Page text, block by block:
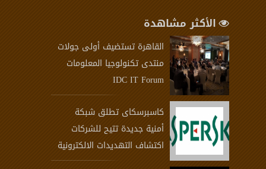
الأكثر مشاهدة
القاهرة تستضيف أولى جولات
منتدى تكنولوجيا المعلومات
IDC IT Forum
كاسبرسكاى تطلق شبكة
أمنية جديدة تتيح للشركات
اكتشاف التهديدات الالكترونية